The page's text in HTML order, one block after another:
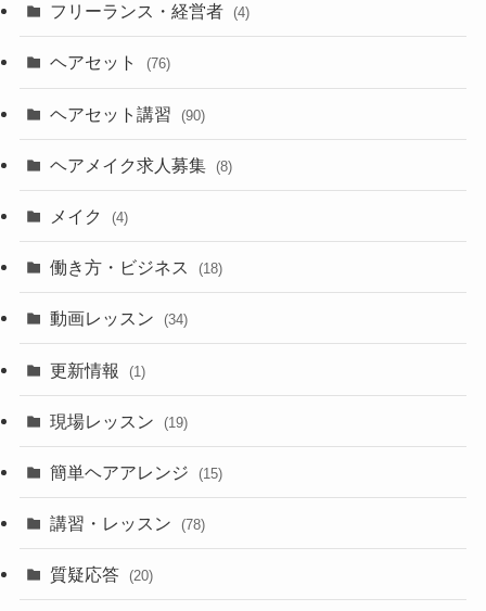
フリーランス・経営者 (4)
ヘアセット (76)
ヘアセット講習 (90)
ヘアメイク求人募集 (8)
メイク (4)
働き方・ビジネス (18)
動画レッスン (34)
更新情報 (1)
現場レッスン (19)
簡単ヘアアレンジ (15)
講習・レッスン (78)
質疑応答 (20)